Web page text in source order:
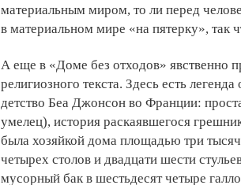
материальным миром, то ли перед
в материальном мире «на пятерку», так
А еще в «Доме без отходов» явственно
религиозного текста. Здесь есть
детство Беа Джонсон во Франции:
умелец), история раскаявшегося
была хозяйкой дома площадью три
четырех столов и двадцати шести
мусорный бак в шестьдесят четыре